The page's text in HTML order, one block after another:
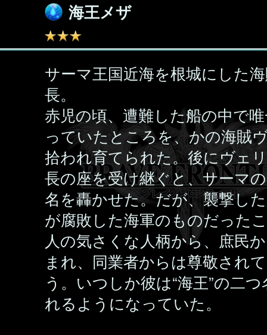
海王メザ
サーマ王国近海を根城にした
長。
赤児の頃、遭難した船の中で
っていたところを、かの海賊
拾われ育てられた。後にヴェ
長の座を受け継ぐと、サーマ
名を轟かせた。だが、襲撃し
が腐敗した海軍のものだった
人の気さくな人柄から、庶民
まれ、同業者からは尊敬され
う。いつしか彼は“海王”の二
れるようになっていた。